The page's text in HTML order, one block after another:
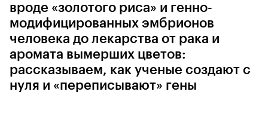
вроде «золотого риса» и генно-
модифицированных эмбрионов
человека до лекарства от рака и
аромата вымерших цветов:
рассказываем, как ученые создают с
нуля и «переписывают» гены